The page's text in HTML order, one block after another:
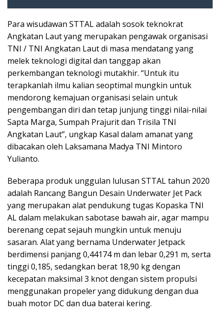
Para wisudawan STTAL adalah sosok teknokrat
Angkatan Laut yang merupakan pengawak organisasi
TNI / TNI Angkatan Laut di masa mendatang yang
melek teknologi digital dan tanggap akan
perkembangan teknologi mutakhir. “Untuk itu
terapkanlah ilmu kalian seoptimal mungkin untuk
mendorong kemajuan organisasi selain untuk
pengembangan diri dan tetap junjung tinggi nilai-nilai
Sapta Marga, Sumpah Prajurit dan Trisila TNI
Angkatan Laut”, ungkap Kasal dalam amanat yang
dibacakan oleh Laksamana Madya TNI Mintoro
Yulianto.
Beberapa produk unggulan lulusan STTAL tahun 2020
adalah Rancang Bangun Desain Underwater Jet Pack
yang merupakan alat pendukung tugas Kopaska TNI
AL dalam melakukan sabotase bawah air, agar mampu
berenang cepat sejauh mungkin untuk menuju
sasaran. Alat yang bernama Underwater Jetpack
berdimensi panjang 0,44174 m dan lebar 0,291 m, serta
tinggi 0,185, sedangkan berat 18,90 kg dengan
kecepatan maksimal 3 knot dengan sistem propulsi
menggunakan propeler yang didukung dengan dua
buah motor DC dan dua baterai kering.